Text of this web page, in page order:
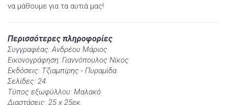
να μάθουμε για τα αυτιά μας!
Περισσότερες πληροφορίες
Συγγραφέας: Ανδρέου Μάριος
Εικονογράφηση: Γιαννόπουλος Νίκος
Εκδόσεις: Τζιαμπίρης - Πυραμίδα
Σελίδες: 24
Τύπος εξωφύλλου: Μαλακό
Διαστάσεις: 25 x 25εκ.